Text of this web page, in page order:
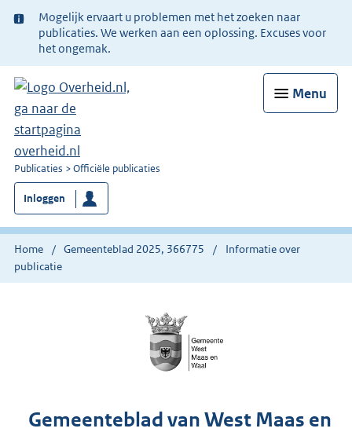
Ter
informatie:
Mogelijk ervaart u problemen met het zoeken naar
publicaties. We werken aan een oplossing. Excuses voor
het ongemak.
Menu
U
bent
nu
hier:
Publicaties Officiële publicaties
Inloggen
Home Gemeenteblad 2025, 366775
Informatie over
publicatie
Gemeenteblad van West Maas en